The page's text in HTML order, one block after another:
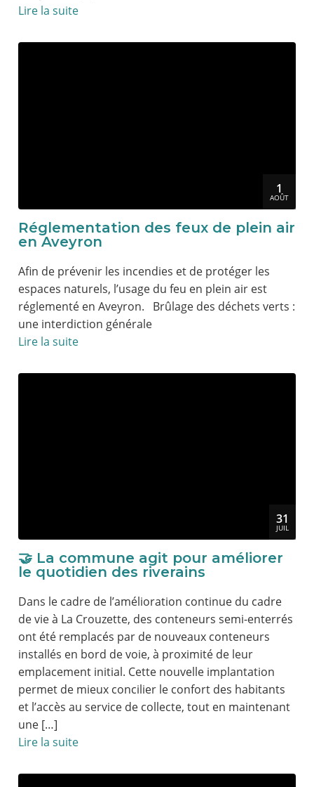
Lire la suite
1
AOÛT
Réglementation des feux de plein air
en Aveyron
Afin de prévenir les incendies et de protéger les
espaces naturels, l’usage du feu en plein air est
réglementé en Aveyron. Brûlage des déchets verts :
une interdiction générale
Lire la suite
31
JUIL
🤝 La commune agit pour améliorer
le quotidien des riverains
Dans le cadre de l’amélioration continue du cadre
de vie à La Crouzette, des conteneurs semi-enterrés
ont été remplacés par de nouveaux conteneurs
installés en bord de voie, à proximité de leur
emplacement initial. Cette nouvelle implantation
permet de mieux concilier le confort des habitants
et l’accès au service de collecte, tout en maintenant
une […]
Lire la suite